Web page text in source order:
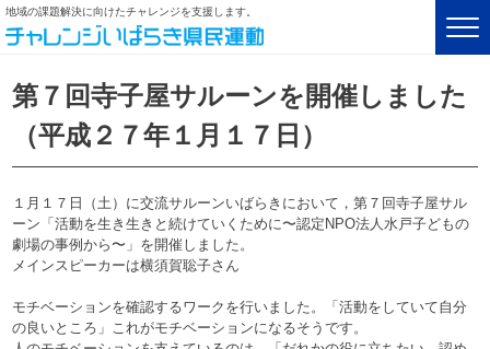
地域の課題解決に向けたチャレンジを支援します。
第７回寺子屋サルーンを開催しました
（平成２７年１月１７日）
１月１７日（土）に交流サルーンいばらきにおいて，第７回寺子屋サル
ーン「活動を生き生きと続けていくために〜認定NPO法人水戸子どもの
劇場の事例から〜」を開催しました。
メインスピーカーは横須賀聡子さん
モチベーションを確認するワークを行いました。「活動をしていて自分
の良いところ」これがモチベーションになるそうです。